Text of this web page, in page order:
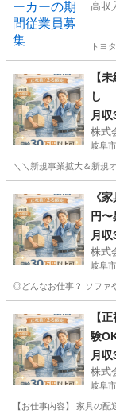
高収
トヨ
【
し
月
株式
岐阜市
＼＼新規事業拡大＆新規
配
《
円
月
株式
岐阜市
◎どんなお仕事？ ソファ
配送
【
験
月
株式
岐阜市
【お仕事内容】 家具の